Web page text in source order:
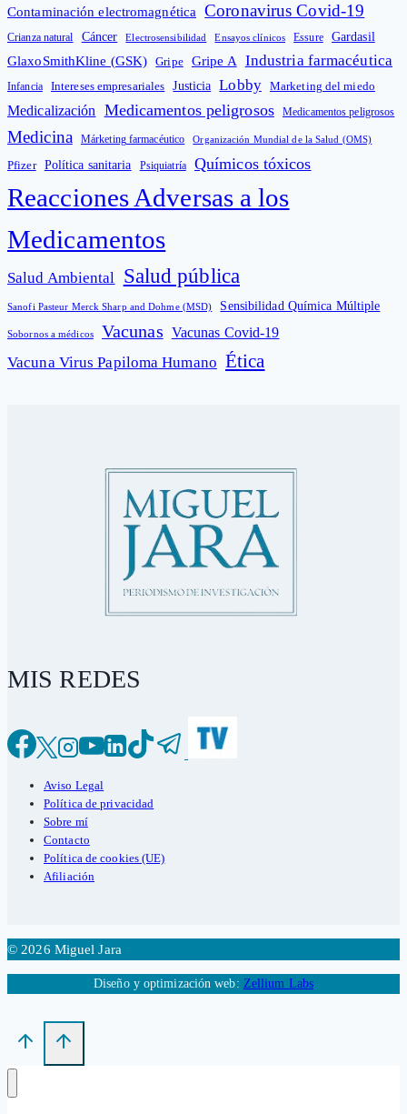
Contaminación electromagnética Coronavirus Covid-19
Crianza natural Cáncer Electrosensibilidad Ensayos clínicos Essure Gardasil
GlaxoSmithKline (GSK) Gripe Gripe A Industria farmacéutica
Infancia Intereses empresariales Justicia Lobby Marketing del miedo
Medicalización Medicamentos peligrosos Medicamentos peligrosos
Medicina Márketing farmacéutico Organización Mundial de la Salud (OMS)
Pfizer Política sanitaria Psiquiatría Químicos tóxicos
Reacciones Adversas a los
Medicamentos
Salud Ambiental Salud pública
Sanofi Pasteur Merck Sharp and Dohme (MSD) Sensibilidad Química Múltiple
Sobornos a médicos Vacunas Vacunas Covid-19
Vacuna Virus Papiloma Humano Ética
MIS REDES
Aviso Legal
Política de privacidad
Sobre mí
Contacto
Política de cookies (UE)
Afiliación
© 2026 Miguel Jara
Diseño y optimización web: Zellium Labs